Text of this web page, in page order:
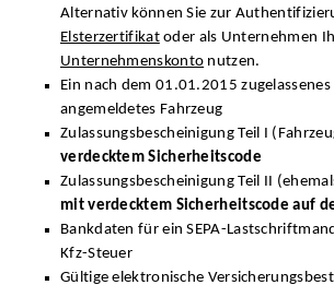
Alternativ können Sie zur
Elsterzertifikatoder als Unternehmen
Unternehmenskonto nutzen.
Ein nach dem 01.01.2015
angemeldetes Fahrzeug
Zulassungsbescheinigung Teil I
verdecktem Sicherheitscode
Zulassungsbescheinigung Teil II
mit verdecktem Sicherheitscode auf
Bankdaten für ein SEPA-
Kfz-Steuer
Gültige elektronische